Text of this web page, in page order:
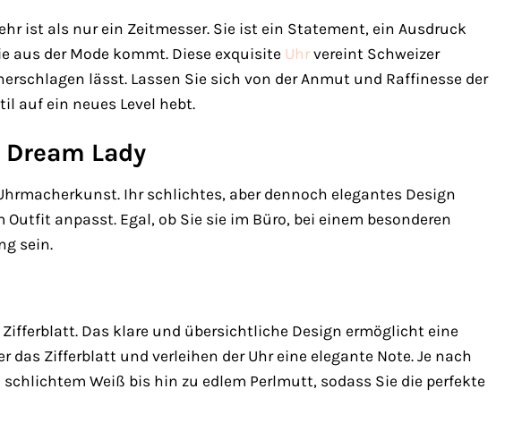
ist als nur ein Zeitmesser. Sie ist ein Statement, ein Ausdruck
aus der Mode kommt. Diese exquisite Uhr vereint Schweizer
lässt. Lassen Sie sich von der Anmut und Raffinesse der
auf ein neues Level hebt.
Lady
Ihr schlichtes, aber dennoch elegantes Design
anpasst. Egal, ob Sie sie im Büro, bei einem besonderen
sein.
Das klare und übersichtliche Design ermöglicht eine
Zifferblatt und verleihen der Uhr eine elegante Note. Je nach
Weiß bis hin zu edlem Perlmutt, sodass Sie die perfekte